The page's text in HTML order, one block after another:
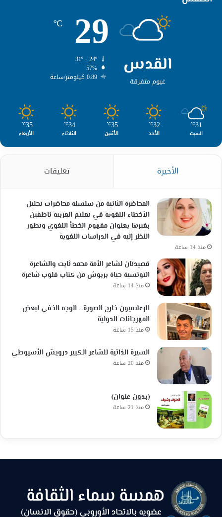
القدس
غيوم متفرقة
29
℃
57%
0.89 كيلومتر/ساعة
31
℃
السبت
32
℃
الأحد
35
℃
الأثنين
34
℃
الثلاثاء
35
℃
الأربعاء
الأخيرة تعليقات
المحاضرة الثانية من سلسلة محاضرات تحليل
الأخطاء اللغوية في تعليم العربية ناطقين
بغيرها بعنوان مفهوم الخطأ اللغوي وتطور
النظر إليه في الدراسات اللغوية
منذ 14 ساعة
قصيدتان لشاعر الأمة محمد ثابت والشاعرة
التونسية حياة بربوش من كتاب قلوب شاعرة
منذ 14 ساعة
الإعلاميون خارج الصورة… الوجه الخفي لبعض
المهرجانات الدولية
منذ 15 ساعة
السيرة الذاتية للشاعر الكبير درويش الأسيوطي
منذ 20 ساعة
(بدون عنوان)
منذ 21 ساعة